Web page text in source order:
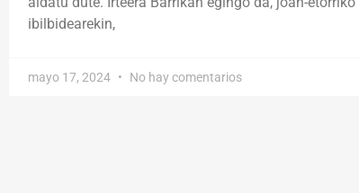
ibilbidearekin,
mayo 17, 2024 No hay comentarios